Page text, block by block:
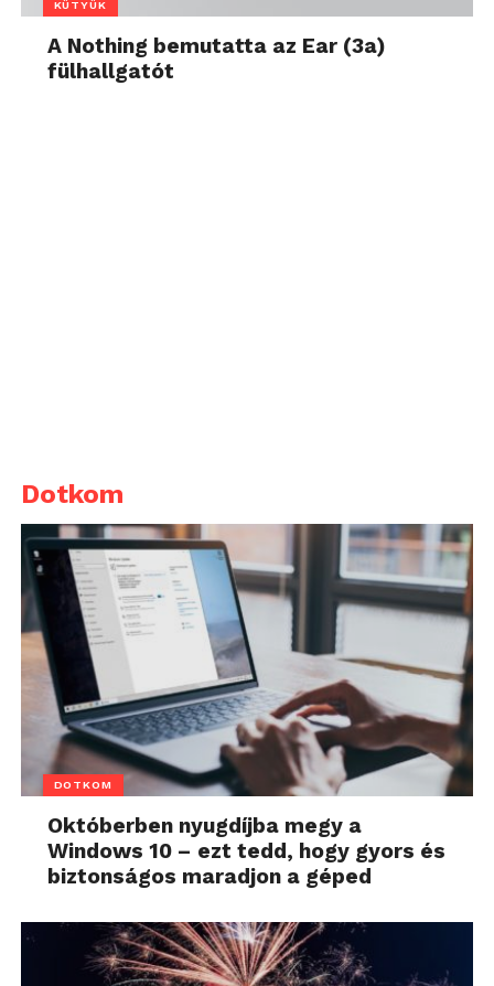
KÜTYÜK
A Nothing bemutatta az Ear (3a)
fülhallgatót
Dotkom
DOTKOM
Októberben nyugdíjba megy a
Windows 10 – ezt tedd, hogy gyors és
biztonságos maradjon a géped